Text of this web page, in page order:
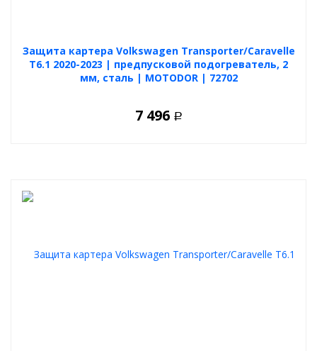
Защита картера Volkswagen Transporter/Caravelle
T6.1 2020-2023 | предпусковой подогреватель, 2
мм, сталь | MOTODOR | 72702
7 496 Р